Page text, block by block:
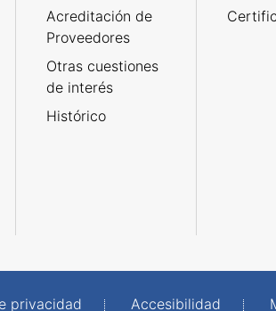
Acreditación de
Proveedores
Otras cuestiones
de interés
Histórico
privacidad Accesibilidad